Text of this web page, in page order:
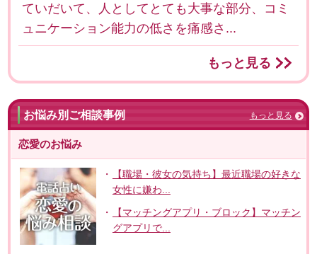
ていだいて、人としてとても大事な部分、コミ
ュニケーション能力の低さを痛感さ...
もっと見る
お悩み別ご相談事例 もっと見る
恋愛のお悩み
【職場・彼女の気持ち】最近職場の好きな
女性に嫌わ...
【マッチングアプリ・ブロック】マッチン
グアプリで...